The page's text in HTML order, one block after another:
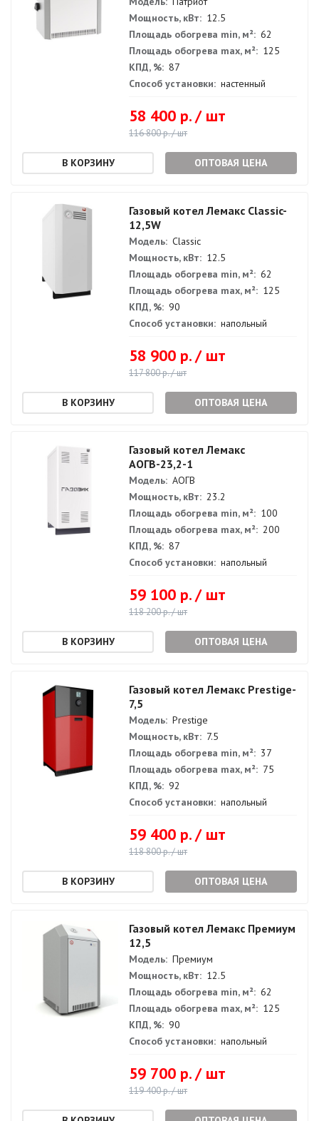
Мощность, кВт: 12.5
Площадь обогрева min, м²: 62
Площадь обогрева max, м²: 125
КПД, %: 87
Способ установки: настенный
58 400 р. / шт
116 800 р. / шт
ОПТОВАЯ ЦЕНА
Газовый котел Лемакс Classic-
12,5W
Модель: Classic
Мощность, кВт: 12.5
Площадь обогрева min, м²: 62
Площадь обогрева max, м²: 125
КПД, %: 90
Способ установки: напольный
58 900 р. / шт
117 800 р. / шт
ОПТОВАЯ ЦЕНА
Газовый котел Лемакс
АОГВ-23,2-1
Модель: АОГВ
Мощность, кВт: 23.2
Площадь обогрева min, м²: 100
Площадь обогрева max, м²: 200
КПД, %: 87
Способ установки: напольный
59 100 р. / шт
118 200 р. / шт
ОПТОВАЯ ЦЕНА
Газовый котел Лемакс Prestige-
7,5
Модель: Prestige
Мощность, кВт: 7.5
Площадь обогрева min, м²: 37
Площадь обогрева max, м²: 75
КПД, %: 92
Способ установки: напольный
59 400 р. / шт
118 800 р. / шт
ОПТОВАЯ ЦЕНА
Газовый котел Лемакс Премиум
12,5
Модель: Премиум
Мощность, кВт: 12.5
Площадь обогрева min, м²: 62
Площадь обогрева max, м²: 125
КПД, %: 90
Способ установки: напольный
59 700 р. / шт
119 400 р. / шт